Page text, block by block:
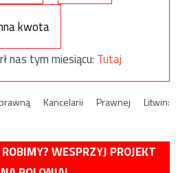
kwota
nas tym miesiącu: Tutaj
Kancelarii Prawnej Litwin:
WESPRZYJ PROJEKT